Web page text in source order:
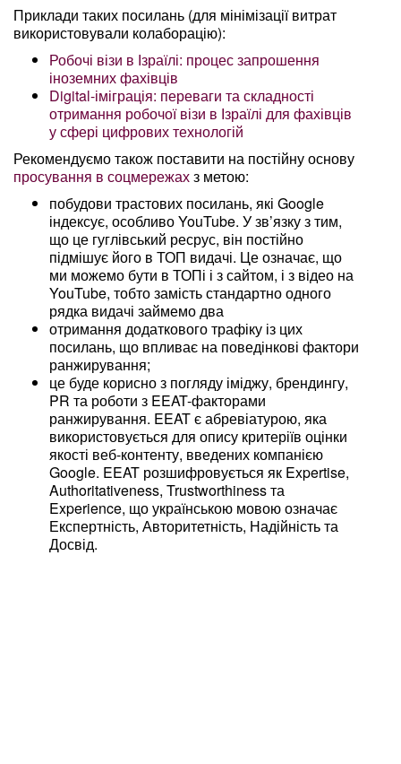
Приклади таких посилань (для мінімізації витрат
використовували колаборацію):
Робочі візи в Ізраїлі: процес запрошення
іноземних фахівців
Digital-іміграція: переваги та складності
отримання робочої візи в Ізраїлі для фахівців
у сфері цифрових технологій
Рекомендуємо також поставити на постійну основу
просування в соцмережахз метою:
побудови трастових посилань, які Google
індексує, особливо YouTube. У зв’язку з тим,
що це гуглівський ресрус, він постійно
підмішує його в ТОП видачі. Це означає, що
ми можемо бути в ТОПі і з сайтом, і з відео на
YouTube, тобто замість стандартно одного
рядка видачі займемо два
отримання додаткового трафіку із цих
посилань, що впливає на поведінкові фактори
ранжирування;
це буде корисно з погляду іміджу, брендингу,
PR та роботи з EEAT-факторами
ранжирування. EEAT є абревіатурою, яка
використовується для опису критеріїв оцінки
якості веб-контенту, введених компанією
Google. EEAT розшифровується як Expertise,
Authoritativeness, Trustworthiness та
Experience, що українською мовою означає
Експертність, Авторитетність, Надійність та
Досвід.